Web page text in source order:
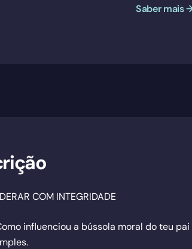
Saber mais
COM INTEGRIDADE
influenciou a bússola moral do teu